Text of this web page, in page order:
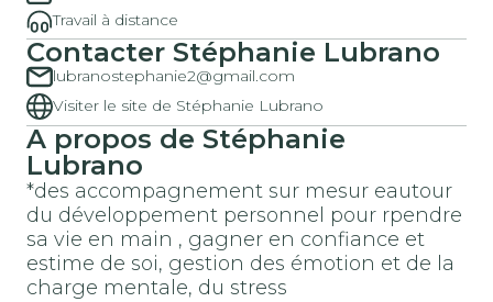
Travail à distance
Contacter Stéphanie Lubrano
lubranostephanie2@gmail.com
Visiter le site de Stéphanie Lubrano
A propos de Stéphanie
Lubrano
*des accompagnement sur mesur eautour
du développement personnel pour rpendre
sa vie en main , gagner en confiance et
estime de soi, gestion des émotion et de la
charge mentale, du stress